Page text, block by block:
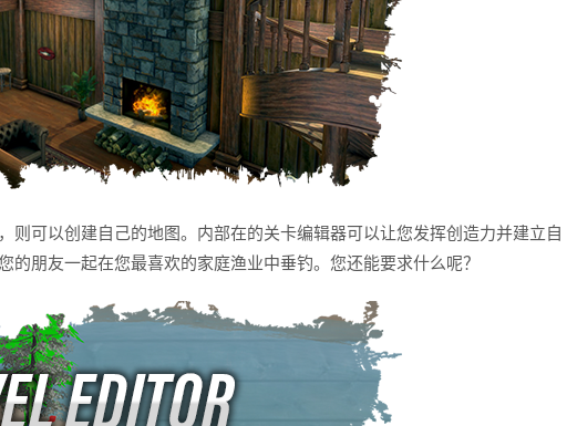
则可以创建自己的地图。内部在的关卡编辑器可以让您发挥创造力并建立自
的朋友一起在您最喜欢的家庭渔业中垂钓。您还能要求什么呢？